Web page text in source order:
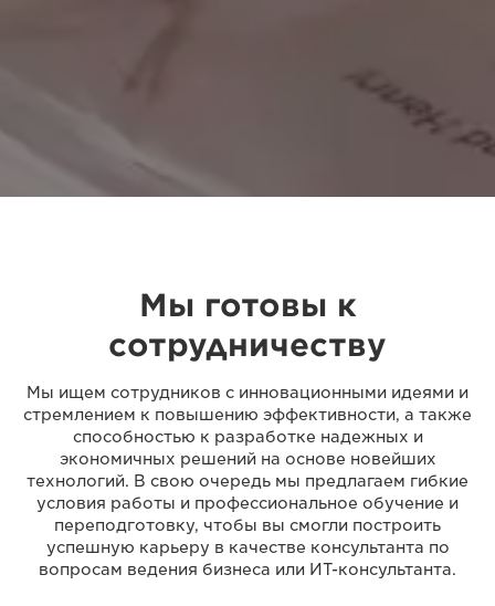
Мы готовы к
сотрудничеству
Мы ищем сотрудников с инновационными идеями и
стремлением к повышению эффективности, а также
способностью к разработке надежных и
экономичных решений на основе новейших
технологий. В свою очередь мы предлагаем гибкие
условия работы и профессиональное обучение и
переподготовку, чтобы вы смогли построить
успешную карьеру в качестве консультанта по
вопросам ведения бизнеса или ИТ-консультанта.